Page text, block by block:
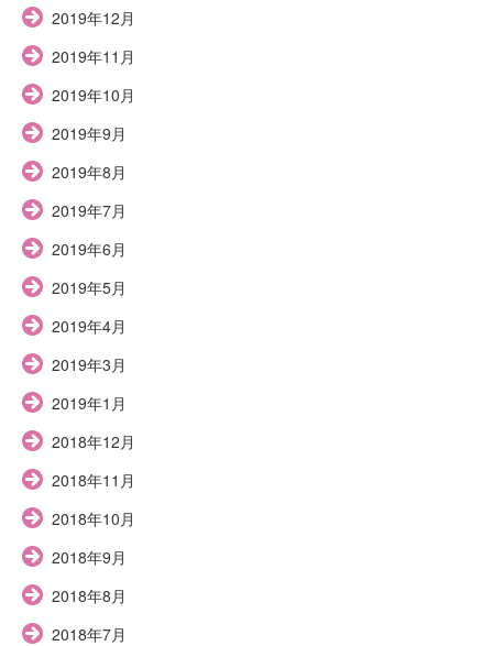
2019年12月
2019年11月
2019年10月
2019年9月
2019年8月
2019年7月
2019年6月
2019年5月
2019年4月
2019年3月
2019年1月
2018年12月
2018年11月
2018年10月
2018年9月
2018年8月
2018年7月